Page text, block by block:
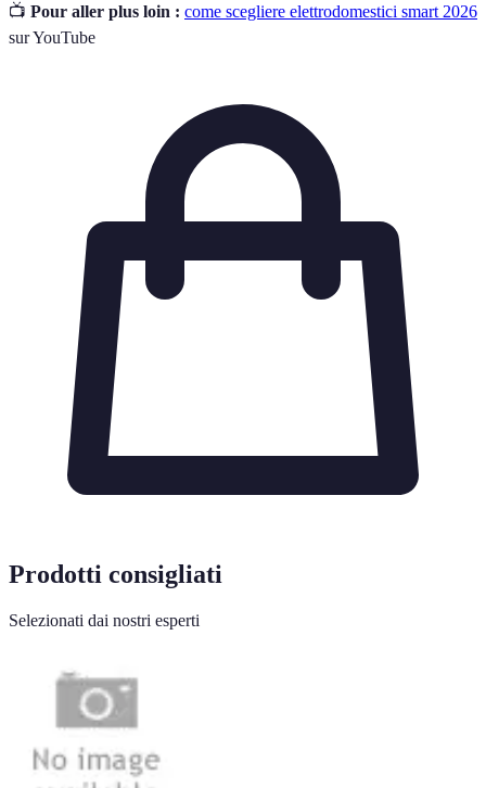
📺 Pour aller plus loin : come scegliere elettrodomestici smart 2026
sur YouTube
Prodotti consigliati
Selezionati dai nostri esperti